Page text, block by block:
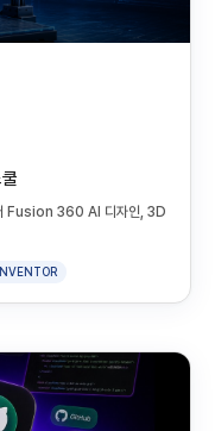
Fusion 360 AI 디자인, 3D